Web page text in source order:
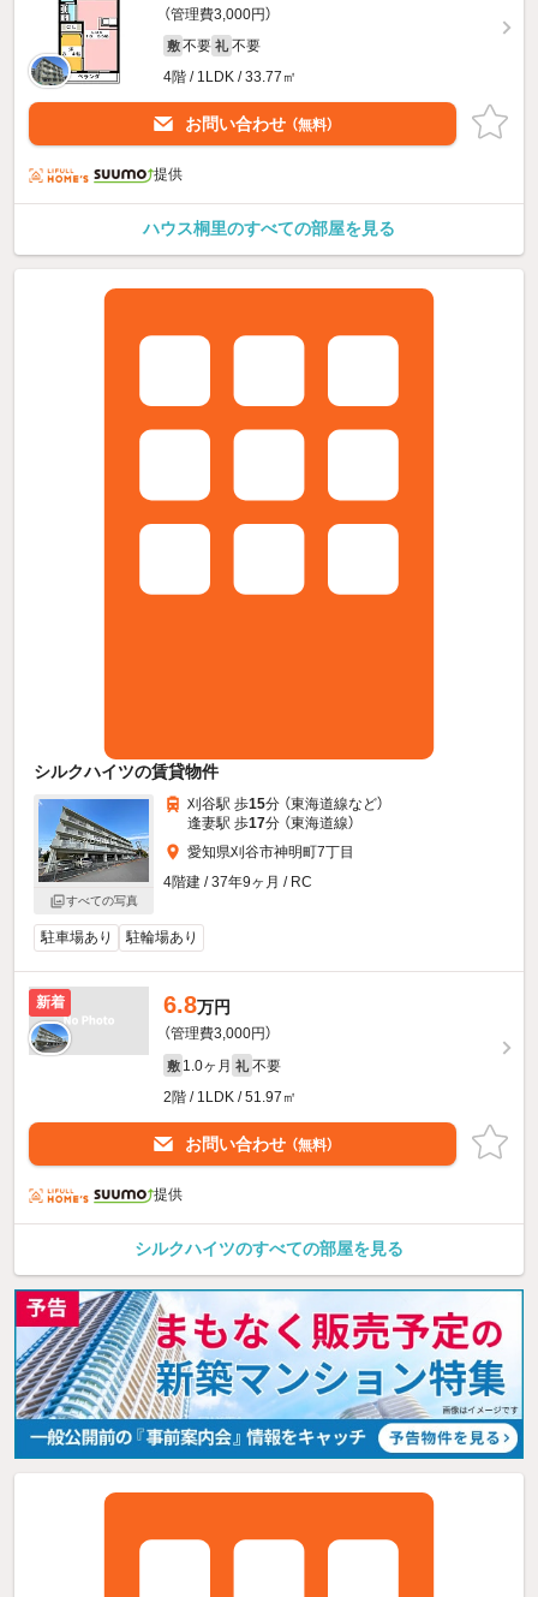
（管理費3,000円）
敷 不要 礼 不要
4階 / 1LDK / 33.77㎡
お問い合わせ （無料）
提供
ハウス桐里のすべての部屋を見る
シルクハイツの賃貸物件
すべての写真
刈谷駅 歩15分 （東海道線など）
逢妻駅 歩17分 （東海道線）
愛知県刈谷市神明町7丁目
4階建 / 37年9ヶ月 / RC
駐車場あり 駐輪場あり
新着 6.8万円
（管理費3,000円）
敷 1.0ヶ月 礼 不要
2階 / 1LDK / 51.97㎡
お問い合わせ （無料）
提供
シルクハイツのすべての部屋を見る